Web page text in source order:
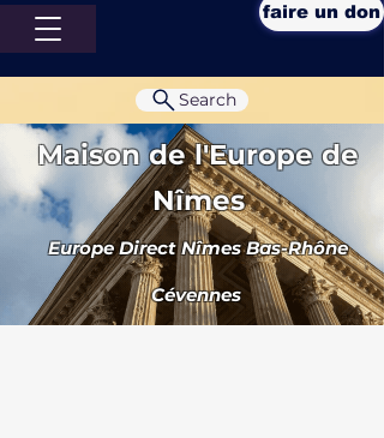
faire un don
Maison de l'Europe de
Nîmes
Europe Direct Nîmes Bas-Rhône
Cévennes
Search
Agenda juin 2019